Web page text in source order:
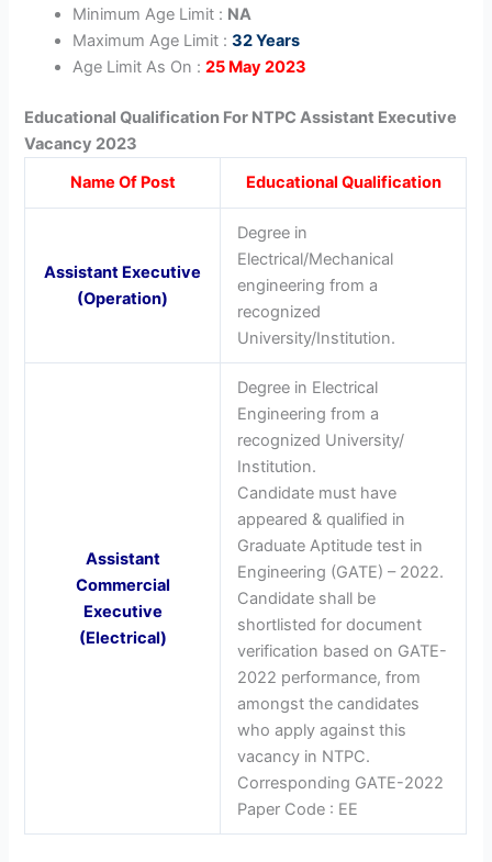
Minimum Age Limit : NA
Maximum Age Limit :32 Years
Age Limit As On :25 May 2023
Educational Qualification For NTPC Assistant Executive
Vacancy 2023
Name Of Post
Educational Qualification
Assistant Executive
(Operation)
Degree in
Electrical/Mechanical
engineering from a
recognized
University/Institution.
Assistant
Commercial
Executive
(Electrical)
Degree in Electrical
Engineering from a
recognized University/
Institution.
Candidate must have
appeared & qualified in
Graduate Aptitude test in
Engineering (GATE) – 2022.
Candidate shall be
shortlisted for document
verification based on GATE-
2022 performance, from
amongst the candidates
who apply against this
vacancy in NTPC.
Corresponding GATE-2022
Paper Code : EE